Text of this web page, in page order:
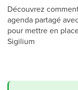
Découvrez
agenda partagé
pour mettre en
Sigilium